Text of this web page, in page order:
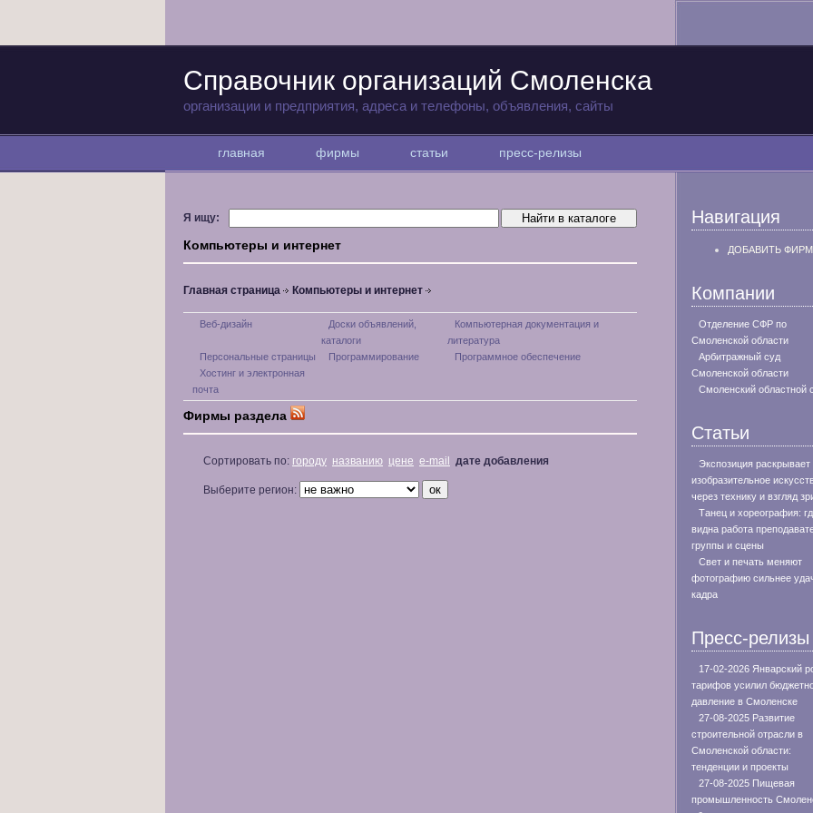
Справочник организаций Смоленска
организации и предприятия, адреса и телефоны, объявления, сайты
главная фирмы статьи пресс-релизы
Я ищу:
Компьютеры и интернет
Главная страница Компьютеры и интернет
Веб-дизайн
Доски объявлений,
каталоги
Компьютерная документация и
литература
Персональные страницы
Программирование
Программное обеспечение
Хостинг и электронная
почта
Фирмы раздела
Сортировать по: городу названию цене e-mail дате добавления
Выберите регион:
Навигация
ДОБАВИТЬ
Компании
Отделение СФР по
Смоленской области
Арбитражный суд
Смоленской области
Смоленский областной
Статьи
Экспозиция раскрывает
изобразительное
через технику и взгляд
Танец и хореография:
видна работа
группы и сцены
Свет и печать меняют
фотографию сильнее
кадра
Пресс-релизы
17-02-2026 Январский
тарифов усилил
давление в Смоленске
27-08-2025 Развитие
строительной отрасли в
Смоленской области:
тенденции и проекты
27-08-2025 Пищевая
промышленность